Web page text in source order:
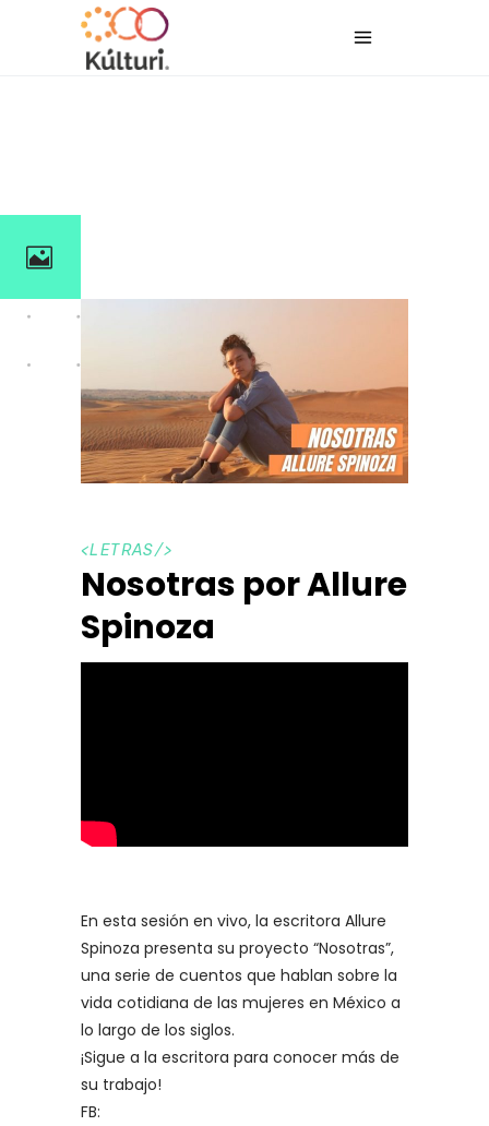
<LETRAS/>
Nosotras por Allure
Spinoza
En esta sesión en vivo, la escritora Allure
Spinoza presenta su proyecto “Nosotras”,
una serie de cuentos que hablan sobre la
vida cotidiana de las mujeres en México a
lo largo de los siglos.
¡Sigue a la escritora para conocer más de
su trabajo!
FB: